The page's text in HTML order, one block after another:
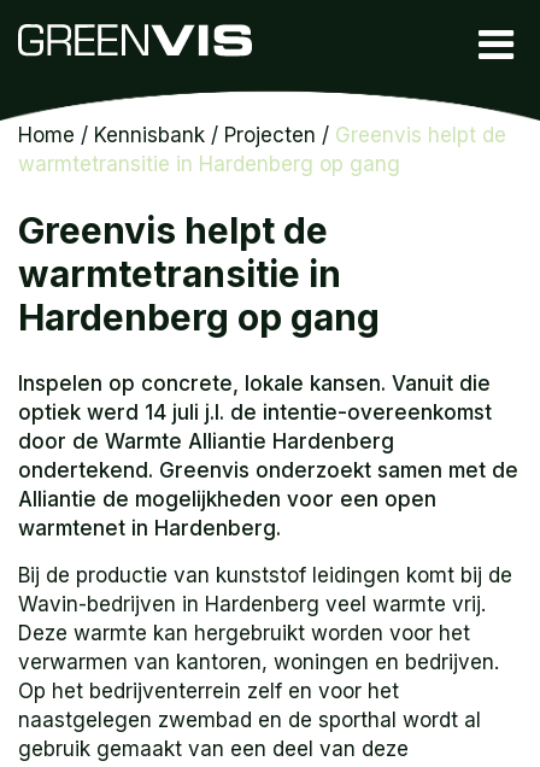
Home / Kennisbank / Projecten / Greenvis helpt de
warmtetransitie in Hardenberg op gang
Greenvis helpt de
warmtetransitie in
Hardenberg op gang
Inspelen op concrete, lokale kansen. Vanuit die
optiek werd 14 juli j.l. de intentie-overeenkomst
door de Warmte Alliantie Hardenberg
ondertekend. Greenvis onderzoekt samen met de
Alliantie de mogelijkheden voor een open
warmtenet in Hardenberg.
Bij de productie van kunststof leidingen komt bij de
Wavin-bedrijven in Hardenberg veel warmte vrij.
Deze warmte kan hergebruikt worden voor het
verwarmen van kantoren, woningen en bedrijven.
Op het bedrijventerrein zelf en voor het
naastgelegen zwembad en de sporthal wordt al
gebruik gemaakt van een deel van deze